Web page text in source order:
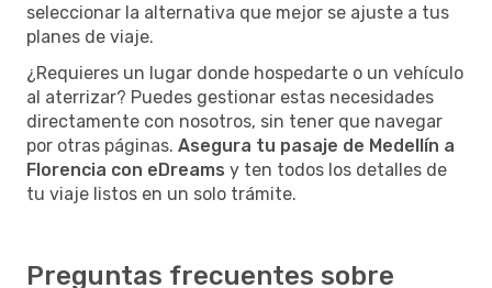
seleccionar la alternativa que mejor se ajuste a tus
planes de viaje.
¿Requieres un lugar donde hospedarte o un vehículo
al aterrizar? Puedes gestionar estas necesidades
directamente con nosotros, sin tener que navegar
por otras páginas. Asegura tu pasaje de Medellín a
Florencia con eDreams y ten todos los detalles de
tu viaje listos en un solo trámite.
Preguntas frecuentes sobre